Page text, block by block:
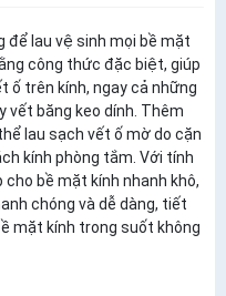
để lau vệ sinh mọi bề mặt
công thức đặc biệt, giúp
ố trên kính, ngay cả những
vết băng keo dính. Thêm
lau sạch vết ố mờ do cặn
kính phòng tắm. Với tính
bề mặt kính nhanh khô,
chóng và dễ dàng, tiết
mặt kính trong suốt không